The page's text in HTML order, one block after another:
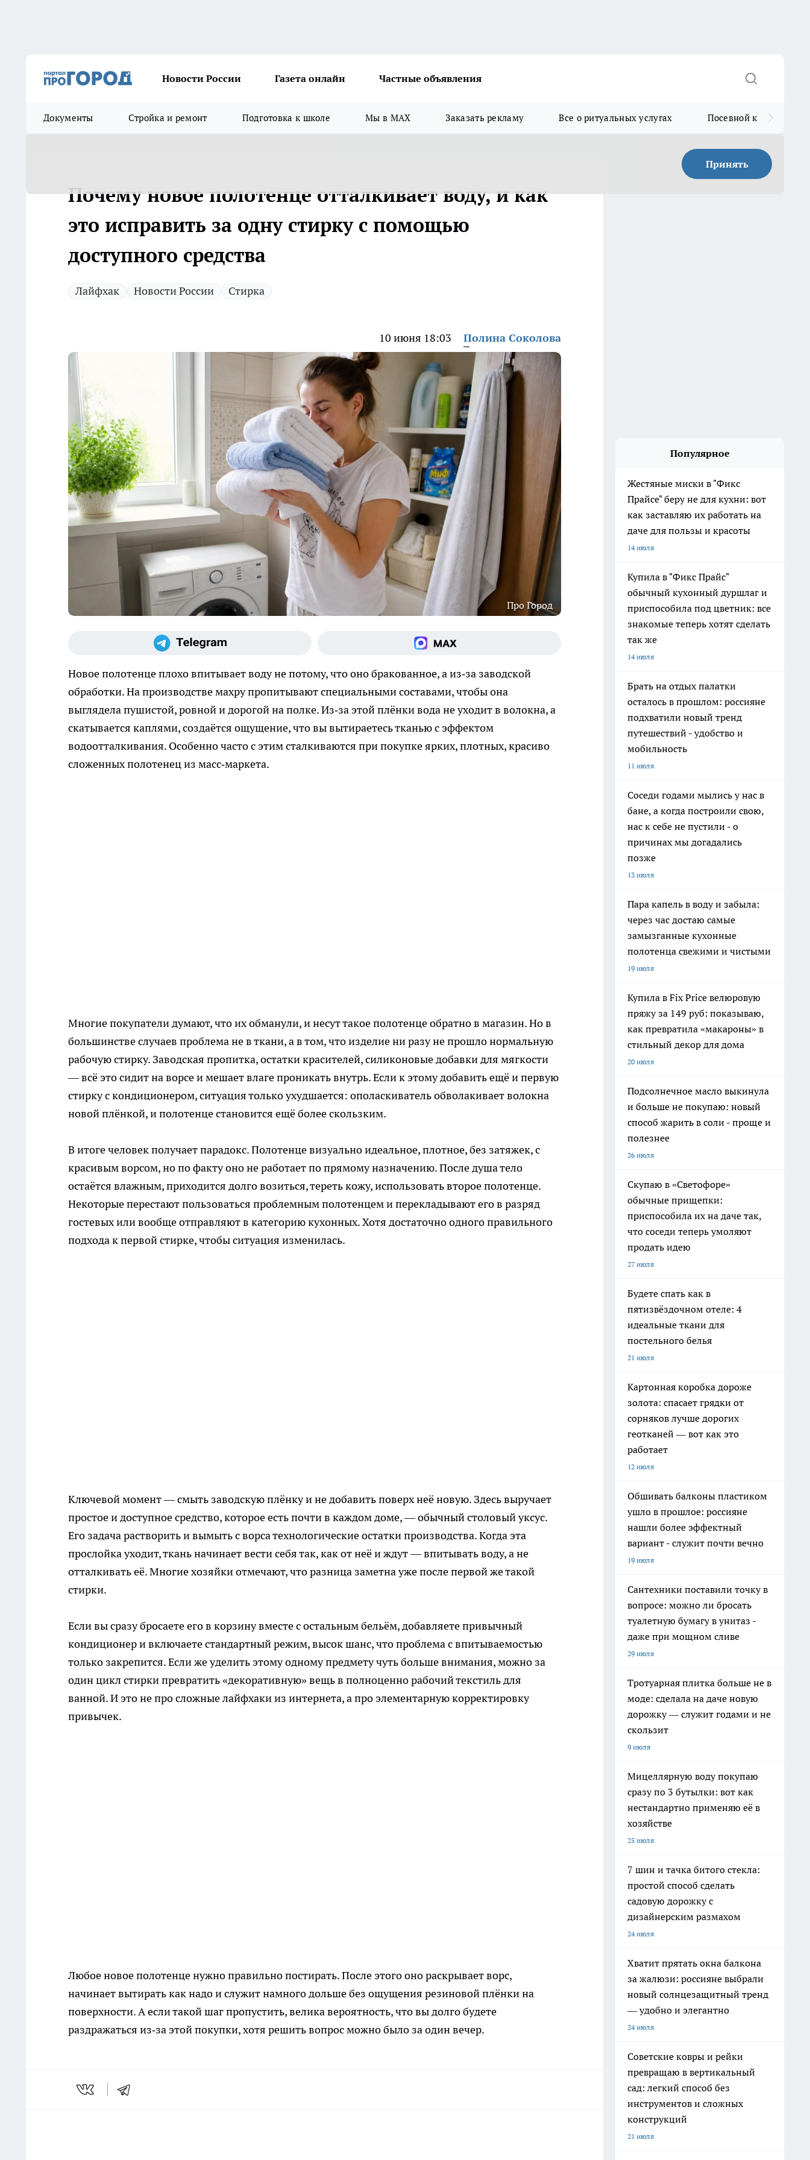
Новости России Газета онлайн Частные объявления
Документы Стройка и ремонт Подготовка к школе Мы в MAX Заказать рекламу Все о ритуальных услугах Посевной календарь
Принять
Почему новое полотенце отталкивает воду, и как
это исправить за одну стирку с помощью
доступного средства
Лайфхак Новости России Стирка
10 июня 18:03 Полина Соколова
Про Город
Новое полотенце плохо впитывает воду не потому, что оно бракованное, а из‑за заводской
обработки. На производстве махру пропитывают специальными составами, чтобы она
выглядела пушистой, ровной и дорогой на полке. Из‑за этой плёнки вода не уходит в волокна, а
скатывается каплями, создаётся ощущение, что вы вытираетесь тканью с эффектом
водоотталкивания. Особенно часто с этим сталкиваются при покупке ярких, плотных, красиво
сложенных полотенец из масс‑маркета.
Многие покупатели думают, что их обманули, и несут такое полотенце обратно в магазин. Но в
большинстве случаев проблема не в ткани, а в том, что изделие ни разу не прошло нормальную
рабочую стирку. Заводская пропитка, остатки красителей, силиконовые добавки для мягкости
— всё это сидит на ворсе и мешает влаге проникать внутрь. Если к этому добавить ещё и первую
стирку с кондиционером, ситуация только ухудшается: ополаскиватель обволакивает волокна
новой плёнкой, и полотенце становится ещё более скользким.
В итоге человек получает парадокс. Полотенце визуально идеальное, плотное, без затяжек, с
красивым ворсом, но по факту оно не работает по прямому назначению. После душа тело
остаётся влажным, приходится долго возиться, тереть кожу, использовать второе полотенце.
Некоторые перестают пользоваться проблемным полотенцем и перекладывают его в разряд
гостевых или вообще отправляют в категорию кухонных. Хотя достаточно одного правильного
подхода к первой стирке, чтобы ситуация изменилась.
Ключевой момент — смыть заводскую плёнку и не добавить поверх неё новую. Здесь выручает
простое и доступное средство, которое есть почти в каждом доме, — обычный столовый уксус.
Его задача растворить и вымыть с ворса технологические остатки производства. Когда эта
прослойка уходит, ткань начинает вести себя так, как от неё и ждут — впитывать воду, а не
отталкивать её. Многие хозяйки отмечают, что разница заметна уже после первой же такой
стирки.
Если вы сразу бросаете его в корзину вместе с остальным бельём, добавляете привычный
кондиционер и включаете стандартный режим, высок шанс, что проблема с впитываемостью
только закрепится. Если же уделить этому одному предмету чуть больше внимания, можно за
один цикл стирки превратить «декоративную» вещь в полноценно рабочий текстиль для
ванной. И это не про сложные лайфхаки из интернета, а про элементарную корректировку
привычек.
Любое новое полотенце нужно правильно постирать. После этого оно раскрывает ворс,
начинает вытирать как надо и служит намного дольше без ощущения резиновой плёнки на
поверхности. А если такой шаг пропустить, велика вероятность, что вы долго будете
раздражаться из‑за этой покупки, хотя решить вопрос можно было за один вечер.
Популярное
Жестяные миски в "Фикс
Прайсе" беру не для кухни: вот
как заставляю их работать на
даче для пользы и красоты
14 июля
Купила в "Фикс Прайс"
обычный кухонный дуршлаг и
приспособила под цветник: все
знакомые теперь хотят сделать
так же
14 июля
Брать на отдых палатки
осталось в прошлом: россияне
подхватили новый тренд
путешествий - удобство и
мобильность
11 июля
Соседи годами мылись у нас в
бане, а когда построили свою,
нас к себе не пустили - о
причинах мы догадались
позже
13 июля
Пара капель в воду и забыла:
через час достаю самые
замызганные кухонные
полотенца свежими и чистыми
19 июля
Купила в Fix Price велюровую
пряжу за 149 руб: показываю,
как превратила «макароны» в
стильный декор для дома
20 июля
Подсолнечное масло выкинула
и больше не покупаю: новый
способ жарить в соли - проще и
полезнее
26 июля
Скупаю в «Светофоре»
обычные прищепки:
приспособила их на даче так,
что соседи теперь умоляют
продать идею
27 июля
Будете спать как в
пятизвёздочном отеле: 4
идеальные ткани для
постельного белья
21 июля
Картонная коробка дороже
золота: спасает грядки от
сорняков лучше дорогих
геотканей — вот как это
работает
12 июля
Обшивать балконы пластиком
ушло в прошлое: россияне
нашли более эффектный
вариант - служит почти вечно
19 июля
Сантехники поставили точку в
вопросе: можно ли бросать
туалетную бумагу в унитаз -
даже при мощном сливе
29 июля
Тротуарная плитка больше не в
моде: сделала на даче новую
дорожку — служит годами и не
скользит
9 июля
Мицеллярную воду покупаю
сразу по 3 бутылки: вот как
нестандартно применяю её в
хозяйстве
25 июля
7 шин и тачка битого стекла:
простой способ сделать
садовую дорожку с
дизайнерским размахом
24 июля
Хватит прятать окна балкона
за жалюзи: россияне выбрали
новый солнцезащитный тренд
— удобно и элегантно
24 июля
Советские ковры и рейки
превращаю в вертикальный
сад: легкий способ без
инструментов и сложных
конструкций
21 июля